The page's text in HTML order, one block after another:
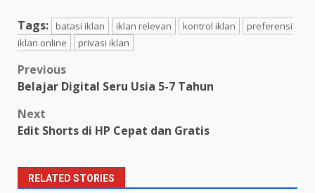
Tags: batasi iklan iklan relevan kontrol iklan
preferensi
iklan online
privasi iklan
Post
navigation
Previous
Belajar Digital Seru Usia 5-7 Tahun
Next
Edit Shorts di HP Cepat dan Gratis
RELATED STORIES